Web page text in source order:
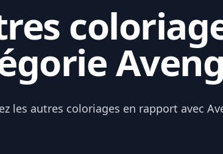
les autres coloriages en rapport avec